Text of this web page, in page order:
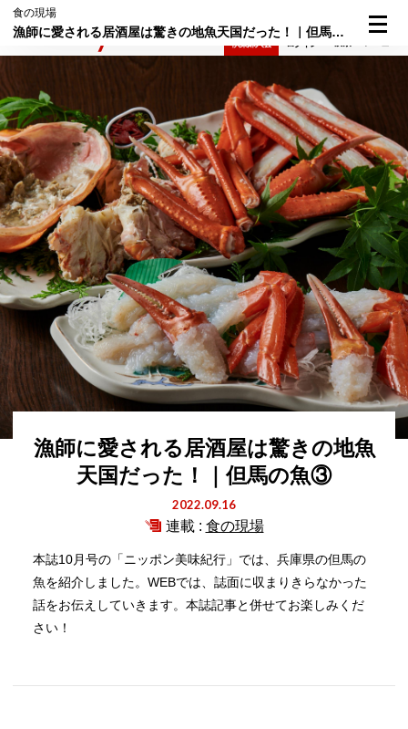
食の現場
漁師に愛される居酒屋は驚きの地魚天国だった！｜但馬の魚③
漁師に愛される居酒屋は驚きの地魚
天国だった！｜但馬の魚③
2022.09.16
連載 : 食の現場
本誌10月号の「ニッポン美味紀行」では、兵庫県の但馬の
魚を紹介しました。WEBでは、誌面に収まりきらなかった
話をお伝えしていきます。本誌記事と併せてお楽しみくだ
さい！